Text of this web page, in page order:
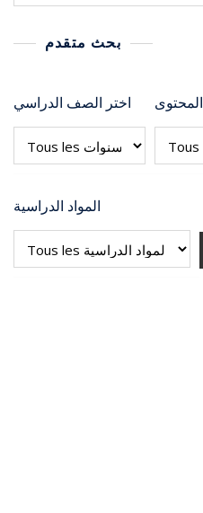
بحث متقدم
اختر الصف الدراسي المحتوى
المواد الدراسية